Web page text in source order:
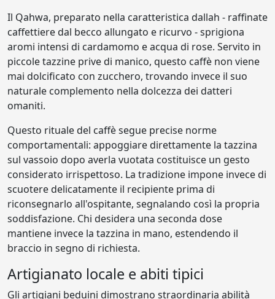
Il Qahwa, preparato nella caratteristica dallah - raffinate
caffettiere dal becco allungato e ricurvo - sprigiona
aromi intensi di cardamomo e acqua di rose. Servito in
piccole tazzine prive di manico, questo caffè non viene
mai dolcificato con zucchero, trovando invece il suo
naturale complemento nella dolcezza dei datteri
omaniti.
Questo rituale del caffè segue precise norme
comportamentali: appoggiare direttamente la tazzina
sul vassoio dopo averla vuotata costituisce un gesto
considerato irrispettoso. La tradizione impone invece di
scuotere delicatamente il recipiente prima di
riconsegnarlo all'ospitante, segnalando così la propria
soddisfazione. Chi desidera una seconda dose
mantiene invece la tazzina in mano, estendendo il
braccio in segno di richiesta.
Artigianato locale e abiti tipici
Gli artigiani beduini dimostrano straordinaria abilità